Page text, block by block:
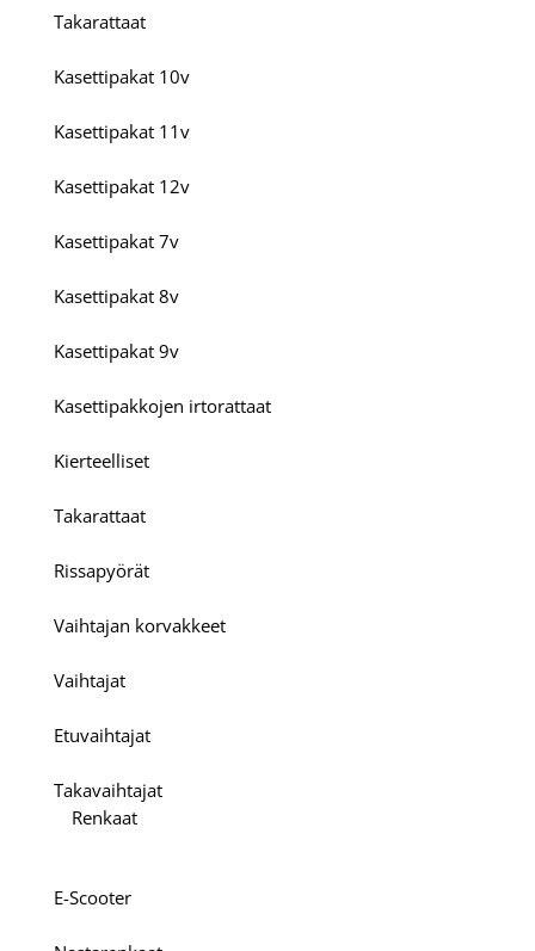
Takarattaat
Kasettipakat 10v
Kasettipakat 11v
Kasettipakat 12v
Kasettipakat 7v
Kasettipakat 8v
Kasettipakat 9v
Kasettipakkojen irtorattaat
Kierteelliset
Takarattaat
Rissapyörät
Vaihtajan korvakkeet
Vaihtajat
Etuvaihtajat
Takavaihtajat
Renkaat
E-Scooter